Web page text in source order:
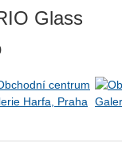
Glass